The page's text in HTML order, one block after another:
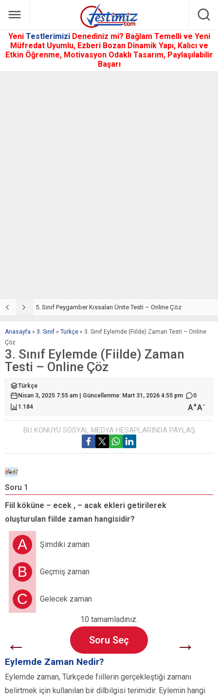
Yeni Testlerimizi Denediniz mi? Bağlam Temelli ve Yeni
Müfredat Uyumlu, Ezberi Bozan Dinamik Yapı, Kalıcı ve
Etkin Öğrenme, Motivasyon Odaklı Tasarım, Paylaşılabilir
Başarı
5. Sınıf Peygamber Kıssaları Ünite Testi – Online Çöz
Anasayfa » 3. Sınıf » Türkçe » 3. Sınıf Eylemde (Fiilde) Zaman Testi – Online
Çöz
3. Sınıf Eylemde (Fiilde) Zaman
Testi – Online Çöz
Türkçe
Nisan 3, 2025 7:55 am | Güncellenme: Mart 31, 2026 4:55 pm
0
1.184
A+A-
BU KONUYU SOSYAL MEDYA HESAPLARINDA PAYLAŞ
Soru 1
Fiil köküne – ecek , – acak ekleri getirilerek
oluşturulan fiilde zaman hangisidir?
A Şimdiki zaman
B Geçmiş zaman
C Gelecek zaman
10 tamamladınız.
← Soru Seç →
Eylemde Zaman Nedir?
Eylemde zaman, Türkçede fiillerin gerçekleştiği zamanı
belirtmek için kullanılan bir dilbilgisi terimidir. Eylemin hangi